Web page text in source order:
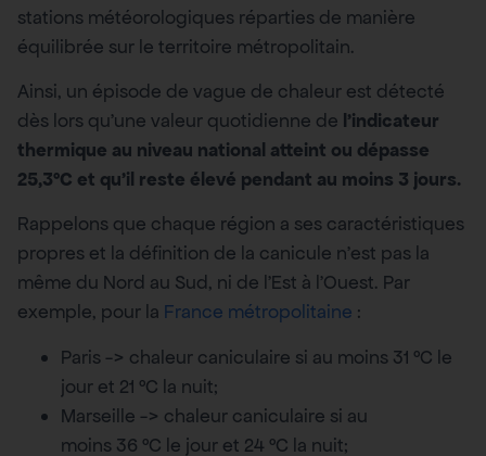
stations météorologiques réparties de manière
équilibrée sur le territoire métropolitain.
Ainsi, un épisode de vague de chaleur est détecté
dès lors qu’une valeur quotidienne de l’indicateur
thermique au niveau national atteint ou dépasse
25,3°C et qu’il reste élevé pendant au moins 3 jours.
Rappelons que chaque région a ses caractéristiques
propres et la définition de la canicule n’est pas la
même du Nord au Sud, ni de l’Est à l’Ouest. Par
exemple, pour la France métropolitaine :
Paris -> chaleur caniculaire si au moins 31 °C le
jour et 21 °C la nuit;
Marseille -> chaleur caniculaire si au
moins 36 °C le jour et 24 °C la nuit;